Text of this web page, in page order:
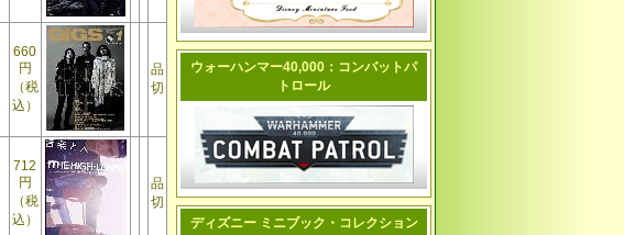
660
円
（税
込）
品
切
712
円
（税
込）
品
切
ウォーハンマー40,000：コンバットパ
トロール
ディズニー ミニブック・コレクション